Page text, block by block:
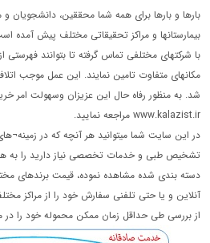
بارها و بارها برای همه شما محققین، دانشجویان
بیمارستانها و مراکز تحقیقاتی مختلف پیش آمده
با شرکتهای مختلفی تماس گرفته تا بتوانند فهرستی
مکانهای متفاوت تامین نمایند. این عمل موجب
شد. به منظور رفاه حال این عزیزان وسهولت امر
www.kalazist.ir مراجعه نمایید.
در این سایت شما میتوانید هر آنچه که در
تشخیص طبی و خدمات تخصصی نیاز دارید را به
دسته بندی شده مشاهده نموده، قیمت برندهای
آنلاین و یا حتی تلفنی سفارش خود را از مراکز
از بررسی طی حداقل زمان ممکن محموله خود را در